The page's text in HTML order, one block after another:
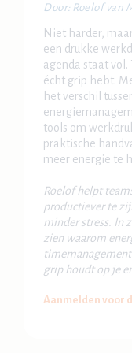
Door: Roelof van
Niet harder,
een drukke
agenda staat
écht grip hebt.
het verschil
tools om
praktische
meer energie te
Roelof helpt
productiever te
minder stress. In
zien waarom
grip houdt op je
Aanmelden voor